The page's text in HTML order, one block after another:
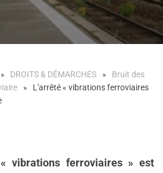
DROITS & DÉMARCHES
Bruit des
L'arrêté « vibrations ferroviaires
« vibrations ferroviaires » est